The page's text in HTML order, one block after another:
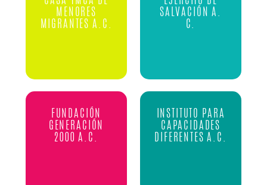
MENORES
MIGRANTES A.C.
SALVACIÓN A.
C.
FUNDACIÓN
GENERACIÓN
2000 A.C.
INSTITUTO PARA
CAPACIDADES
DIFERENTES A.C.